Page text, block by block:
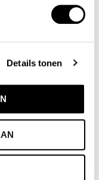
Details tonen